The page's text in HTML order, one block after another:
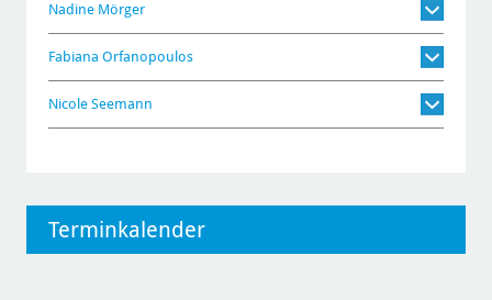
Nadine Mörger
Fabiana Orfanopoulos
Nicole Seemann
Terminkalender